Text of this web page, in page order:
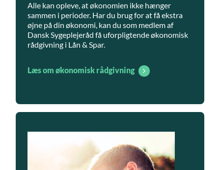
Alle kan opleve, at økonomien ikke hænger
sammen i perioder. Har du brug for at få ekstra
øjne på din økonomi, kan du som medlem af
Dansk Sygeplejeråd få uforpligtende økonomisk
rådgivning i Lån & Spar.
Læs om økonomisk rådgivning